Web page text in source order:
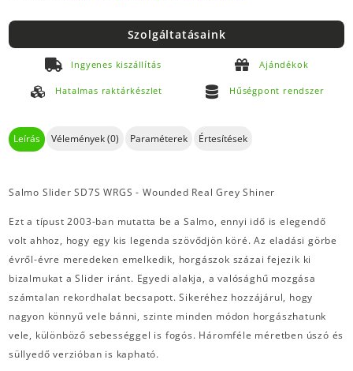
Szolgáltatásaink
Ingyenes kiszállítás Ajándékok
Hatalmas raktárkészlet Hűségpont rendszer
Leírás Vélemények (0) Paraméterek Értesítések
Salmo Slider SD7S WRGS - Wounded Real Grey Shiner
Ezt a típust 2003-ban mutatta be a Salmo, ennyi idő is elegendő
volt ahhoz, hogy egy kis legenda szövődjön köré. Az eladási görbe
évről-évre meredeken emelkedik, horgászok százai fejezik ki
bizalmukat a Slider iránt. Egyedi alakja, a valósághű mozgása
számtalan rekordhalat becsapott. Sikeréhez hozzájárul, hogy
nagyon könnyű vele bánni, szinte minden módon horgászhatunk
vele, különböző sebességgel is fogós. Háromféle méretben úszó és
süllyedő verzióban is kapható.